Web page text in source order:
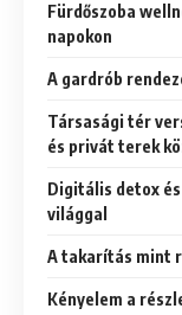
Fürdőszoba
napokon
A gardrób
Társasági tér
és privát terek
Digitális detox
világgal
A takarítás mint
Kényelem a